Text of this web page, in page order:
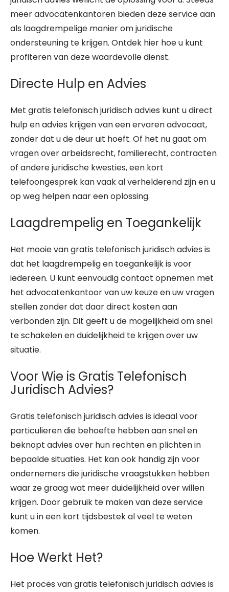
meer advocatenkantoren bieden deze service aan
als laagdrempelige manier om juridische
ondersteuning te krijgen. Ontdek hier hoe u kunt
profiteren van deze waardevolle dienst.
Directe Hulp en Advies
Met gratis telefonisch juridisch advies kunt u direct
hulp en advies krijgen van een ervaren advocaat,
zonder dat u de deur uit hoeft. Of het nu gaat om
vragen over arbeidsrecht, familierecht, contracten
of andere juridische kwesties, een kort
telefoongesprek kan vaak al verhelderend zijn en u
op weg helpen naar een oplossing.
Laagdrempelig en Toegankelijk
Het mooie van gratis telefonisch juridisch advies is
dat het laagdrempelig en toegankelijk is voor
iedereen. U kunt eenvoudig contact opnemen met
het advocatenkantoor van uw keuze en uw vragen
stellen zonder dat daar direct kosten aan
verbonden zijn. Dit geeft u de mogelijkheid om snel
te schakelen en duidelijkheid te krijgen over uw
situatie.
Voor Wie is Gratis Telefonisch
Juridisch Advies?
Gratis telefonisch juridisch advies is ideaal voor
particulieren die behoefte hebben aan snel en
beknopt advies over hun rechten en plichten in
bepaalde situaties. Het kan ook handig zijn voor
ondernemers die juridische vraagstukken hebben
waar ze graag wat meer duidelijkheid over willen
krijgen. Door gebruik te maken van deze service
kunt u in een kort tijdsbestek al veel te weten
komen.
Hoe Werkt Het?
Het proces van gratis telefonisch juridisch advies is